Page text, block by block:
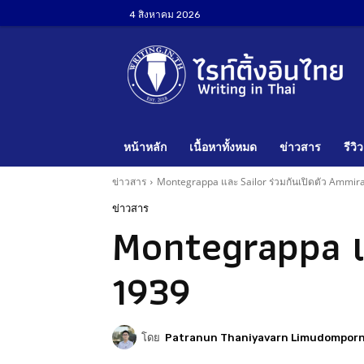
4 สิงหาคม 2026
หน้าหลัก เนื้อหาทั้งหมด ข่าวสาร รีวิว
ข่าวสาร Montegrappa และ Sailor ร่วมกันเปิดตัว
ข่าวสาร
1939
โดย Patranun Thaniyavarn